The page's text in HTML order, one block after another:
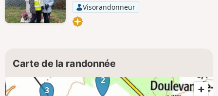
Visorandonneur
Carte de la randonnée
2
3